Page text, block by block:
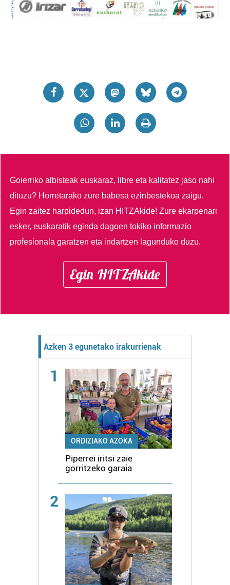
Goierriko albisteak euskaraz, libre eta kalitatez jaso nahi
dituzu? Horretarako zure babesa ezinbestekoa zaigu.
Egin zaitez harpidedun, izan HITZAkide!Zure ekarpenari
esker, euskaratik eginda dagoen tokiko informazio
profesionala garatzen eta indartzen lagunduko duzu.
Egin HITZAkide
Azken 3 egunetako irakurrienak
1
ORDIZIAKO AZOKA
Piperrei iritsi zaie
gorritzeko garaia
2